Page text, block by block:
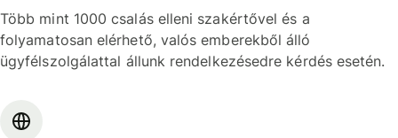
Több mint 1000 csalás elleni szakértővel és a
folyamatosan elérhető, valós emberekből álló
ügyfélszolgálattal állunk rendelkezésedre kérdés esetén.